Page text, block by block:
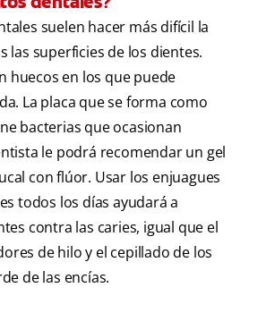
suelen hacer más difícil la
las superficies de los dientes.
huecos en los que puede
La placa que se forma como
bacterias que ocasionan
le podrá recomendar un gel
con flúor. Usar los enjuagues
todos los días ayudará a
contra las caries, igual que el
de hilo y el cepillado de los
de las encías.